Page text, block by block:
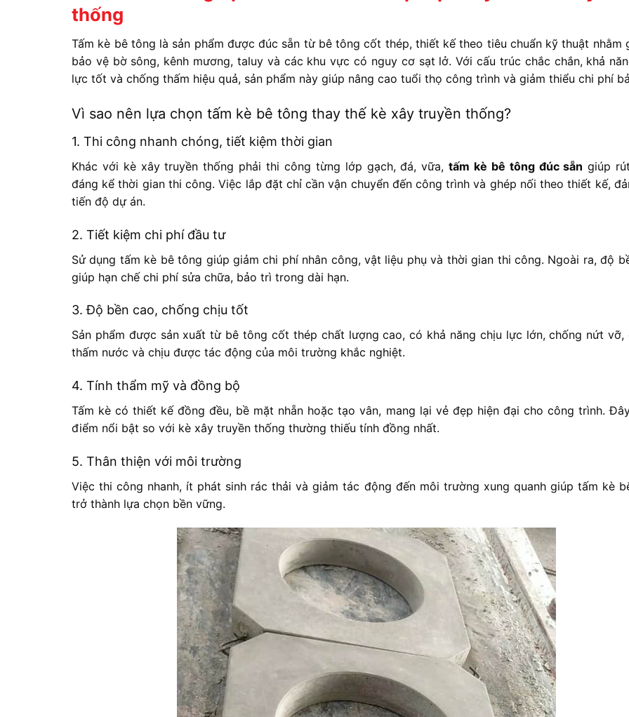
thống
Tấm kè bê tông là sản phẩm được đúc sẵn từ bê tông cốt thép, thiết kế theo tiêu chuẩn kỹ thuật nhằm
bảo vệ bờ sông, kênh mương, taluy và các khu vực có nguy cơ sạt lở. Với cấu trúc chắc chắn, khả
lực tốt và chống thấm hiệu quả, sản phẩm này giúp nâng cao tuổi thọ công trình và giảm thiểu chi phí
Vì sao nên lựa chọn tấm kè bê tông thay thế kè xây truyền thống?
1. Thi công nhanh chóng, tiết kiệm thời gian
Khác với kè xây truyền thống phải thi công từng lớp gạch, đá, vữa,tấm kè bê tông đúc sẵn giúp
đáng kể thời gian thi công. Việc lắp đặt chỉ cần vận chuyển đến công trình và ghép nối theo thiết kế,
tiến độ dự án.
2. Tiết kiệm chi phí đầu tư
Sử dụng tấm kè bê tông giúp giảm chi phí nhân công, vật liệu phụ và thời gian thi công. Ngoài ra, độ
giúp hạn chế chi phí sửa chữa, bảo trì trong dài hạn.
3. Độ bền cao, chống chịu tốt
Sản phẩm được sản xuất từ bê tông cốt thép chất lượng cao, có khả năng chịu lực lớn, chống nứt vỡ,
thấm nước và chịu được tác động của môi trường khắc nghiệt.
4. Tính thẩm mỹ và đồng bộ
Tấm kè có thiết kế đồng đều, bề mặt nhẵn hoặc tạo vân, mang lại vẻ đẹp hiện đại cho công trình.
điểm nổi bật so với kè xây truyền thống thường thiếu tính đồng nhất.
5. Thân thiện với môi trường
Việc thi công nhanh, ít phát sinh rác thải và giảm tác động đến môi trường xung quanh giúp tấm kè
trở thành lựa chọn bền vững.